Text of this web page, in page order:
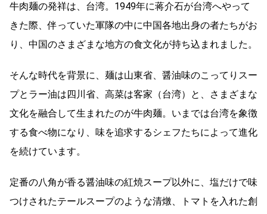
牛肉麺の発祥は、台湾。1949年に蒋介石が台湾へやって
きた際、伴っていた軍隊の中に中国各地出身の者たちがお
り、中国のさまざまな地方の食文化が持ち込まれました。
そんな時代を背景に、麺は山東省、醤油味のこってりスー
プとラー油は四川省、高菜は客家（台湾）と、さまざまな
文化を融合して生まれたのが牛肉麺。いまでは台湾を象徴
する食べ物になり、味を追求するシェフたちによって進化
を続けています。
定番の八角が香る醤油味の紅焼スープ以外に、塩だけで味
つけされたテールスープのような清燉、トマトを入れた創